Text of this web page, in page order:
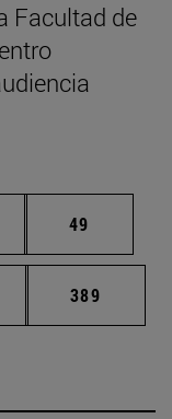
Facultad de
intermedias
Página
49
intermedias
Página
389